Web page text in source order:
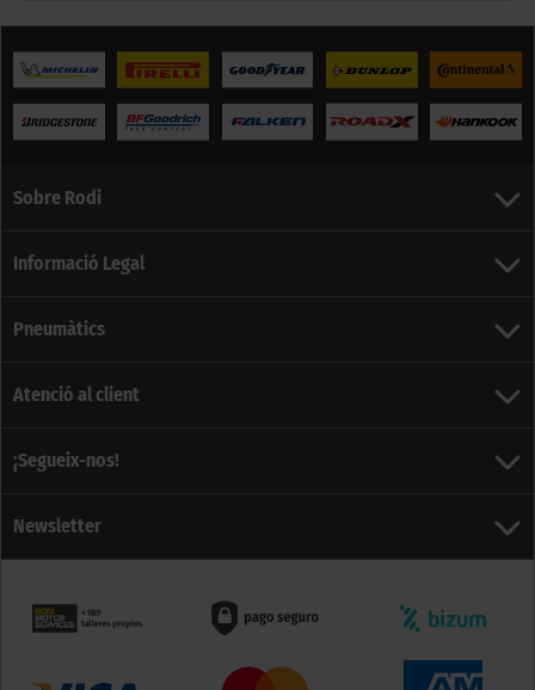
Sobre Rodi
Informació Legal
Pneumàtics
Atenció al client
¡Segueix-nos!
Newsletter